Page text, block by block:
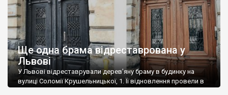
Ще одна брама відреставрована у
Львові
У Львові відреставрували дерев’яну браму в будинку на
вулиці Соломії Крушельницької, 1. Її відновлення провели в